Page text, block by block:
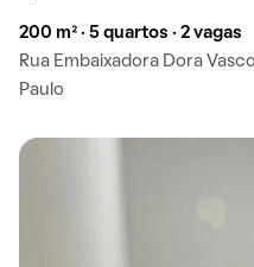
200 m² · 5 quartos · 2 vagas
Rua Embaixadora Dora
Paulo